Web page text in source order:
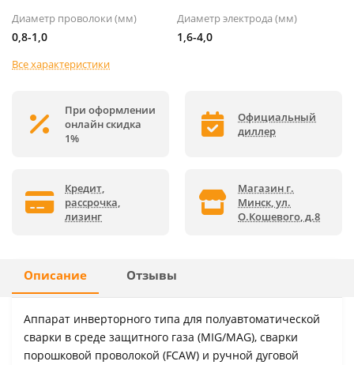
Диаметр проволоки (мм)
0,8-1,0
Диаметр электрода (мм)
1,6-4,0
Все характеристики
При оформлении
онлайн скидка
1%
Официальный
диллер
Кредит,
рассрочка,
лизинг
Магазин г.
Минск, ул.
О.Кошевого, д.8
Описание Отзывы
Аппарат инверторного типа для полуавтоматической
сварки в среде защитного газа (MIG/MAG), сварки
порошковой проволокой (FCAW) и ручной дуговой